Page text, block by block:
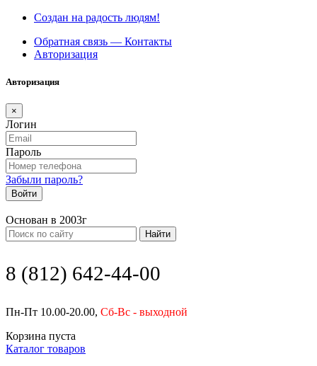
Создан на радость людям!
Обратная связь — Контакты
Авторизация
Авторизация
×
Логин
Пароль
Забыли пароль?
Войти
Основан в 2003г
Найти
8 (812) 642-44-00
Пн-Пт 10.00-20.00, Сб-Вс - выходной
Корзина пуста
Каталог товаров